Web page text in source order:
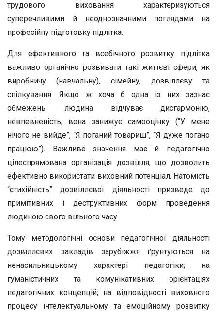
трудового виховання характеризуються
суперечливими й неоднозначними поглядами на
професійну підготовку підлітка.
Для ефективного та всебічного розвитку підлітка
важливо органічно розвивати такі життєві сфери, як
виробничу (навчальну), сімейну, дозвіллєву та
спілкування. Якщо ж хоча б одна із них зазнає
обмежень, людина відчуває дисгармонію,
невпевненість, вона занижує самооцінку (“У мене
нічого не вийде”, “Я поганий товариш”, “Я дуже погано
працюю”). Важливе значення має й педагогічно
цілеспрямована організація дозвілля, що дозволить
ефективно використати виховний потенціал. Натомість
“стихійність” дозвіллєвої діяльності призведе до
примітивних і деструктивних форм проведення
людиною свого вільного часу.
Тому методологічні основи педагогічної діяльності
дозвіллєвих закладів зарубіжжя ґрунтуються на
ненасильницькому характері педагогіки; на
гуманістичних та комунікативних орієнтаціях
педагогічних концепцій; на відповідності виховного
процесу інтелектуальному та емоційному розвитку